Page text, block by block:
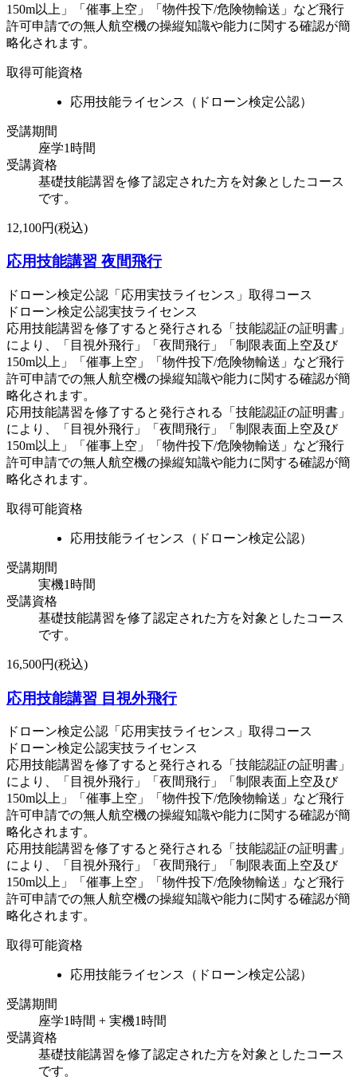
150m以上」「催事上空」「物件投下/危険物輸送」など飛行
許可申請での無人航空機の操縦知識や能力に関する確認が簡
略化されます。
取得可能資格
応用技能ライセンス（ドローン検定公認）
受講期間
座学1時間
受講資格
基礎技能講習を修了認定された方を対象としたコース
です。
12,100円(税込)
応用技能講習 夜間飛行
ドローン検定公認「応用実技ライセンス」取得コース
ドローン検定公認実技ライセンス
応用技能講習を修了すると発行される「技能認証の証明書」
により、「目視外飛行」「夜間飛行」「制限表面上空及び
150m以上」「催事上空」「物件投下/危険物輸送」など飛行
許可申請での無人航空機の操縦知識や能力に関する確認が簡
略化されます。
応用技能講習を修了すると発行される「技能認証の証明書」
により、「目視外飛行」「夜間飛行」「制限表面上空及び
150m以上」「催事上空」「物件投下/危険物輸送」など飛行
許可申請での無人航空機の操縦知識や能力に関する確認が簡
略化されます。
取得可能資格
応用技能ライセンス（ドローン検定公認）
受講期間
実機1時間
受講資格
基礎技能講習を修了認定された方を対象としたコース
です。
16,500円(税込)
応用技能講習 目視外飛行
ドローン検定公認「応用実技ライセンス」取得コース
ドローン検定公認実技ライセンス
応用技能講習を修了すると発行される「技能認証の証明書」
により、「目視外飛行」「夜間飛行」「制限表面上空及び
150m以上」「催事上空」「物件投下/危険物輸送」など飛行
許可申請での無人航空機の操縦知識や能力に関する確認が簡
略化されます。
応用技能講習を修了すると発行される「技能認証の証明書」
により、「目視外飛行」「夜間飛行」「制限表面上空及び
150m以上」「催事上空」「物件投下/危険物輸送」など飛行
許可申請での無人航空機の操縦知識や能力に関する確認が簡
略化されます。
取得可能資格
応用技能ライセンス（ドローン検定公認）
受講期間
座学1時間 + 実機1時間
受講資格
基礎技能講習を修了認定された方を対象としたコース
です。